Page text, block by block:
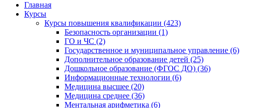
Главная
Курсы
Курсы повышения квалификации (423)
Безопасность организации (1)
ГО и ЧС (2)
Государственное и муниципальное управление (6)
Дополнительное образование детей (25)
Дошкольное образование (ФГОС ДО) (36)
Информационные технологии (6)
Медицина высшее (20)
Медицина среднее (36)
Ментальная арифметика (6)